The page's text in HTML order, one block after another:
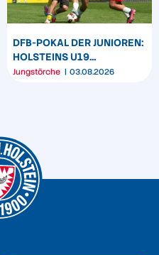
DFB-POKAL DER JUNIOREN:
HOLSTEINS U19
TRIUMPHIERT IN
Jungstörche 03.08.2026